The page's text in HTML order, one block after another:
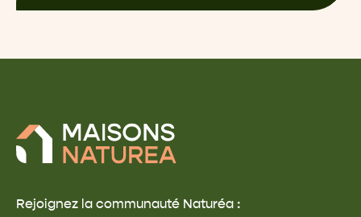
Rejoignez la communauté Naturéa :